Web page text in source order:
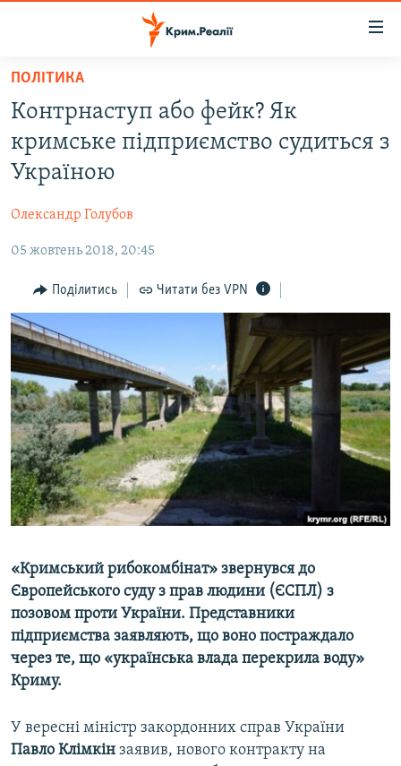
Перейти
основного
матеріалу
Перейти
до
основної
Перейти
пошуку
ВОДА.КРИМ
ВІДЕО ТА ФОТО
БЛОГИ
ПОГЛЯД
ІНТЕРВ'Ю
ВСЕ ЗА ДЕНЬ
СПЕЦПРОЕКТИ
ДЕПОРТАЦІЯ
ВІДЕОУРОКИ «ELIFBE»
СВІДЧЕННЯ ОКУПАЦІЇ
УКРАЇНСЬКА ПРОБЛЕМА КРИМУ
ІНФОГРАФІКА
ЯК ОБІЙТИ БЛОКУВАННЯ
Русский
Qırımtatar
ДОЛУЧАЙСЯ!
Усі сайти RFE/RL
ПОЛІТИКА
Контрнаступ або фейк? Як
кримське підприємство судиться з
Україною
Олександр Голубов
05 жовтень 2018, 20:45
Поділитись Читати без VPN
«Кримський рибокомбінат» звернувся до
Європейського суду з прав людини (ЄСПЛ) з
позовом проти України. Представники
підприємства заявляють, що воно постраждало
через те, що «українська влада перекрила воду»
Криму.
У вересні міністр закордонних справ України
Павло Клімкін заявив, нового контракту на